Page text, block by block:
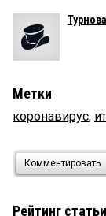
Метки
коронавирус,
Комментировать
Рейтинг статьи